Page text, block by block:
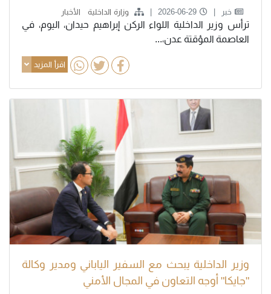
خبر 2026-06-29 وزارة الداخلية الأخبار
ترأس وزير الداخلية اللواء الركن إبراهيم حيدان، اليوم، في
العاصمة المؤقتة عدن،...
اقرأ المزيد
وزير الداخلية يبحث مع السفير الياباني ومدير وكالة
"جايكا" أوجه التعاون في المجال الأمني